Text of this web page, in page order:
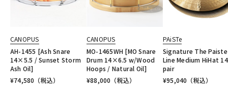
CANOPUS
AH-1455 [Ash Snare
14×5.5 / Sunset Storm
Ash Oil]
¥74,580 （税込）
CANOPUS
MO-1465WH [MO Snare
Drum 14×6.5 w/Wood
Hoops / Natural Oil]
¥88,000 （税込）
PAiSTe
Signature The Paiste
Line Medium HiHat 14
pair
¥95,040 （税込）